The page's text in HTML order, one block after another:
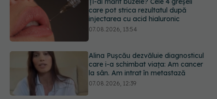
Alina Pușcău dezvăluie diagnosticul
care i-a schimbat viața: Am cancer
la sân. Am intrat în metastază
Greșeala care îți crește tensiunea
arterială. Nu este doar sarea din
solniță